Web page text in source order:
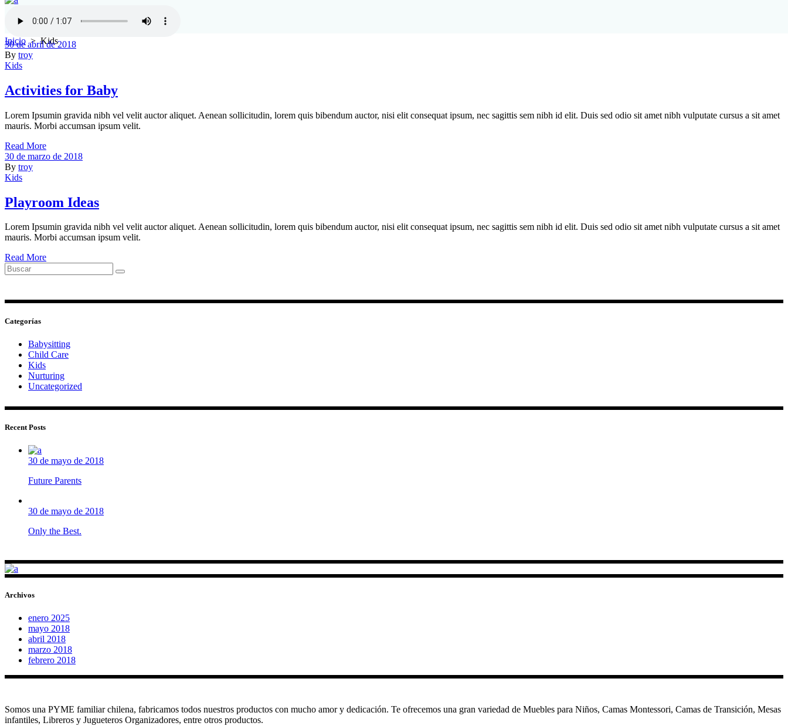
Inicio >Kids
30 de abril de 2018
By troy
Kids
Activities for Baby
Lorem Ipsumin gravida nibh vel velit auctor aliquet. Aenean sollicitudin, lorem quis bibendum auctor, nisi elit consequat ipsum, nec sagittis sem nibh id elit. Duis sed odio sit amet nibh vulputate cursus a sit amet
mauris. Morbi accumsan ipsum velit.
Read More
30 de marzo de 2018
By troy
Kids
Playroom Ideas
Lorem Ipsumin gravida nibh vel velit auctor aliquet. Aenean sollicitudin, lorem quis bibendum auctor, nisi elit consequat ipsum, nec sagittis sem nibh id elit. Duis sed odio sit amet nibh vulputate cursus a sit amet
mauris. Morbi accumsan ipsum velit.
Read More
Search
for:
Categorías
Babysitting
Child Care
Kids
Nurturing
Uncategorized
Recent Posts
30 de mayo de 2018
Future Parents
30 de mayo de 2018
Only the Best.
Archivos
enero 2025
mayo 2018
abril 2018
marzo 2018
febrero 2018
Somos una PYME familiar chilena, fabricamos todos nuestros productos con mucho amor y dedicación. Te ofrecemos una gran variedad de Muebles para Niños, Camas Montessori, Camas de Transición, Mesas
infantiles, Libreros y Jugueteros Organizadores, entre otros productos.